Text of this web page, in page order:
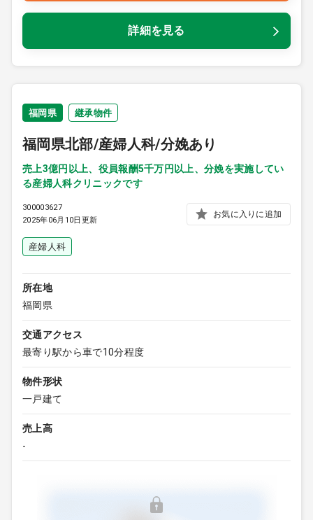
詳細を見る
福岡県 継承物件
福岡県北部/産婦人科/分娩あり
売上3億円以上、役員報酬5千万円以上、分娩を実施してい
る産婦人科クリニックです
300003627
2025年06月10日更新
お気に入りに追加
産婦人科
所在地
福岡県
交通アクセス
最寄り駅から車で10分程度
物件形状
一戸建て
売上高
-